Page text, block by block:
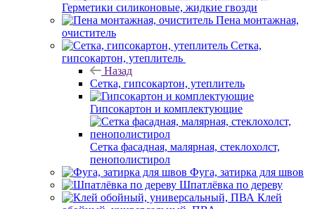
Герметики силиконовые, жидкие гвозди
Пена монтажная,
очиститель
Сетка,
гипсокартон, утеплитель
Назад
Сетка, гипсокартон, утеплитель
Гипсокартон и комплектующие
Сетка фасадная, малярная, стеклохолст,
пенополистирол
Фуга, затирка для швов
Шпатлёвка по дереву
Клей